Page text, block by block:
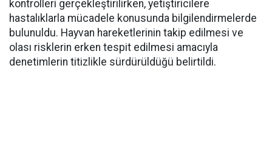
kontrolleri gerçekleştirilirken, yetiştiricilere
hastalıklarla mücadele konusunda bilgilendirmelerde
bulunuldu. Hayvan hareketlerinin takip edilmesi ve
olası risklerin erken tespit edilmesi amacıyla
denetimlerin titizlikle sürdürüldüğü belirtildi.